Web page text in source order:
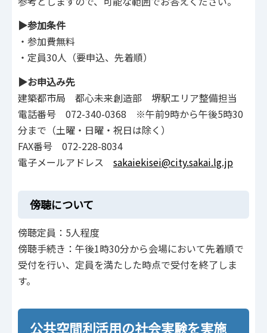
▶参加条件
・参加費無料
・定員30人（要申込、先着順）
▶お申込み先
建築都市局 都心未来創造部 堺駅エリア整備担当
電話番号 072-340-0368 ※午前9時から午後5時30
分まで（土曜・日曜・祝日は除く）
FAX番号 072-228-8034
電子メールアドレス sakaiekisei@city.sakai.lg.jp
傍聴について
傍聴定員：5人程度
傍聴手続き：午後1時30分から会場において先着順で
受付を行い、定員を満たした時点で受付を終了しま
す。
公共空間利活用の社会実験を実施